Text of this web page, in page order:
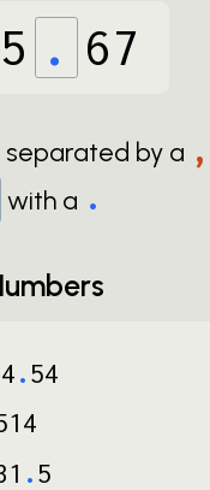
. 67
by a ,
with a .
.54
.5